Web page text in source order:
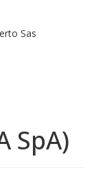
Sas
SpA)